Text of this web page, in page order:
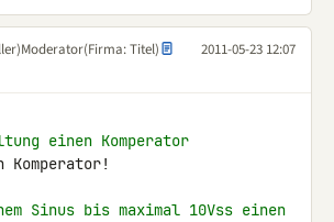
Moderator(Firma: Titel)
2011-05-23 12:07
einen Komperator
Sinus bis maximal 10Vss einen